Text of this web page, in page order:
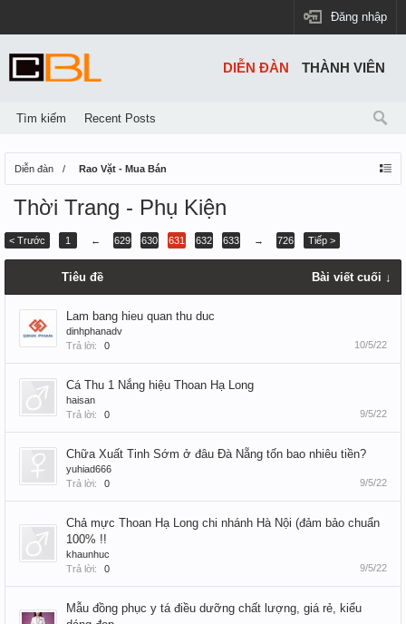
Đăng nhập
Diễn đàn Rao Vặt - Mua Bán
Thời Trang - Phụ Kiện
< Trước 1 ← 629 630 631 632 633 → 726 Tiếp >
Tiêu đề Bài viết cuối ↓
Lam bang hieu quan thu duc
dinhphanadv
Trả lời:
0 10/5/22
Cá Thu 1 Nắng hiệu Thoan Hạ Long
haisan
Trả lời:
0 9/5/22
Chữa Xuất Tinh Sớm ở đâu Đà Nẵng tốn bao nhiêu tiền?
yuhiad666
Trả lời:
0 9/5/22
Chả mực Thoan Hạ Long chi nhánh Hà Nội (đảm bảo chuẩn
100% !!
khaunhuc
Trả lời:
0 9/5/22
Mẫu đồng phục y tá điều dưỡng chất lượng, giá rẻ, kiểu
DIỄN ĐÀN
Tìm kiếm Recent Posts
THÀNH VIÊN